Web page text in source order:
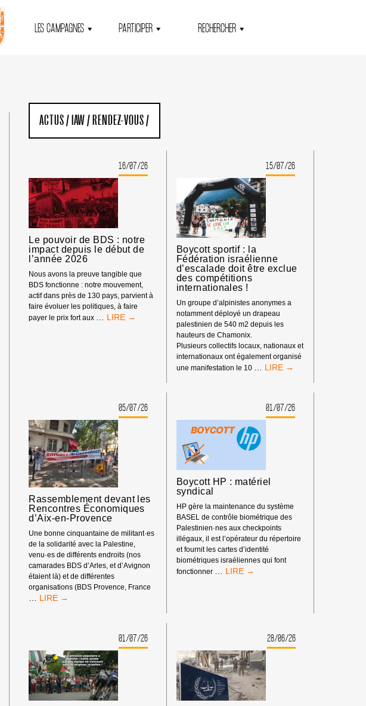
LES CAMPAGNES PARTICIPER RECHERCHER
ACTUS/ IAW/ RENDEZ-VOUS/
16/07/26
Le pouvoir de BDS : notre
impact depuis le début de
l’année 2026
Nous avons la preuve tangible que
BDS fonctionne : notre mouvement,
actif dans près de 130 pays, parvient à
faire évoluer les politiques, à faire
payer le prix fort aux
LE
DÉBUT
DE
L’ANNÉE
2026
15/07/26
Boycott sportif : la
Fédération israélienne
d’escalade doit être exclue
des compétitions
internationales !
Un groupe d’alpinistes anonymes a
notamment déployé un drapeau
palestinien de 540 m2 depuis les
hauteurs de Chamonix.
Plusieurs collectifs locaux, nationaux et
internationaux ont également organisé
une manifestation le 10
BOYCOTT
FÉDÉRATION
ISRAÉLIENNE
COMPÉTITIONS
!
05/07/26
Rassemblement devant les
Rencontres Économiques
d’Aix-en-Provence
Une bonne cinquantaine de militant·es
de la solidarité avec la Palestine,
venu·es de différents endroits (nos
camarades BDS d’Arles, et d’Avignon
étaient là) et de différentes
organisations (BDS Provence, France
RASSEMBLEMENT
D’AIX-
EN-
PROVENCE
01/07/26
Boycott HP : matériel
syndical
HP gère la maintenance du système
BASEL de contrôle biométrique des
Palestinien·nes aux checkpoints
illégaux, il est l’opérateur du répertoire
et fournit les cartes d’identité
biométriques israéliennes qui font
fonctionner
BOYCOTT
01/07/26 28/06/26